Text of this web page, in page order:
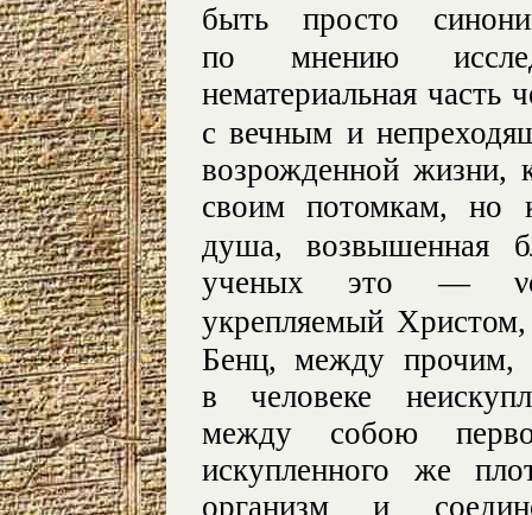
быть просто
по мнению
нематериальная часть
с вечным и
возрожденной жизни,
своим потомкам, но
душа, возвышенная
ученых это —
укрепляемый
Бенц, между прочим,
в человеке
между собою
искупленного же
организм и